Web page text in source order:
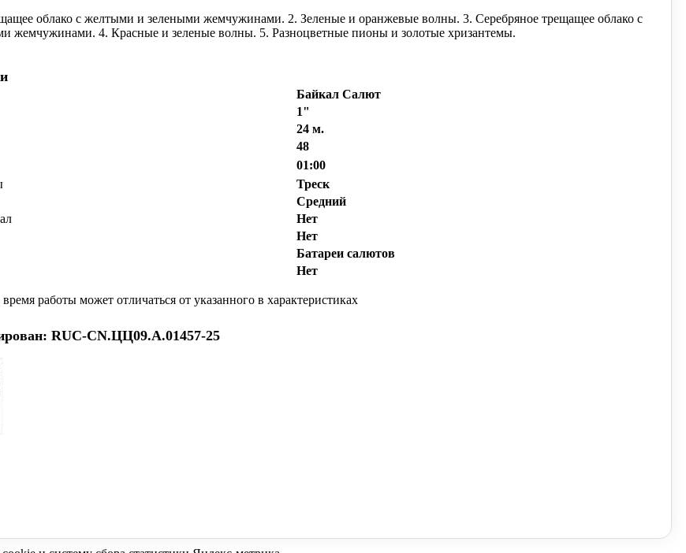
облако с желтыми и зелеными жемчужинами. 2. Зеленые и оранжевые волны. 3. Серебряное трещащее облако с
жемчужинами. 4. Красные и зеленые волны. 5. Разноцветные пионы и золотые хризантемы.
Байкал Салют
1"
24 м.
48
01:00
Треск
Средний
Нет
Нет
Батареи салютов
Нет
время работы может отличаться от указанного в характеристиках
RUC-CN.ЦЦ09.А.01457-25